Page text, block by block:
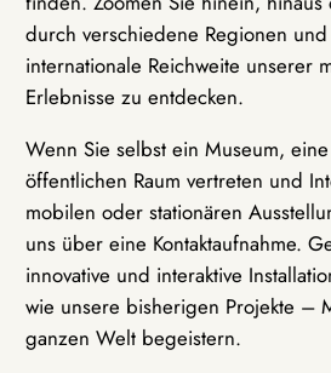
durch verschiedene Regionen
internationale Reichweite unserer
Erlebnisse zu entdecken.
Wenn Sie selbst ein Museum,
öffentlichen Raum vertreten und
mobilen oder stationären
uns über eine Kontaktaufnahme.
innovative und interaktive
wie unsere bisherigen Projekte –
ganzen Welt begeistern.